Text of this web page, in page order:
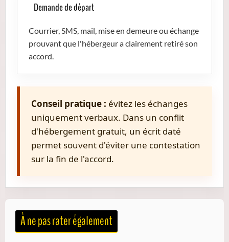
Demande de départ
Courrier, SMS, mail, mise en demeure ou échange
prouvant que l'hébergeur a clairement retiré son
accord.
Conseil pratique : évitez les échanges
uniquement verbaux. Dans un conflit
d'hébergement gratuit, un écrit daté
permet souvent d'éviter une contestation
sur la fin de l'accord.
À ne pas rater également